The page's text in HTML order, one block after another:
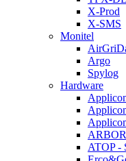
X-Prod
X-SMS
Monitel
Argo
Spylog
Hardware
ATOP -